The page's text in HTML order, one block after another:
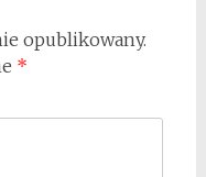
opublikowany.
*